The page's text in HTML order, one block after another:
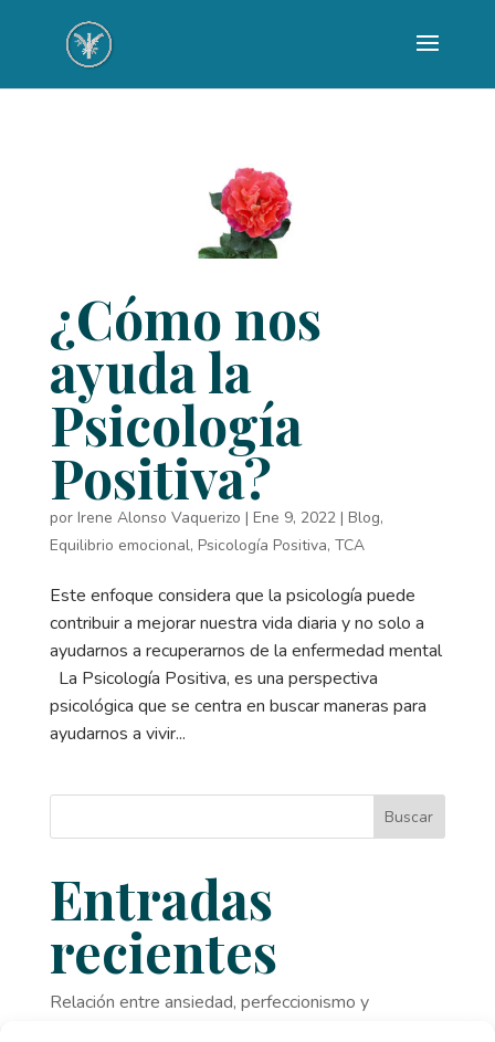
¿Cómo nos
ayuda la
Psicología
Positiva?
por Irene Alonso Vaquerizo | Ene 9, 2022| Blog,
Equilibrio emocional, Psicología Positiva, TCA
Este enfoque considera que la psicología puede
contribuir a mejorar nuestra vida diaria y no solo a
ayudarnos a recuperarnos de la enfermedad mental
La Psicología Positiva, es una perspectiva
psicológica que se centra en buscar maneras para
ayudarnos a vivir...
Buscar
Entradas
recientes
Relación entre ansiedad, perfeccionismo y